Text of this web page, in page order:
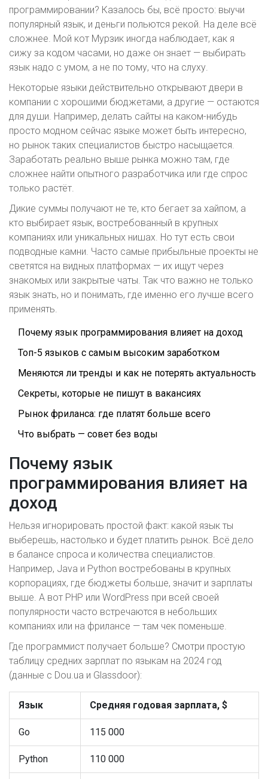
программировании? Казалось бы, всё просто: выучи
популярный язык, и деньги польются рекой. На деле всё
сложнее. Мой кот Мурзик иногда наблюдает, как я
сижу за кодом часами, но даже он знает — выбирать
язык надо с умом, а не по тому, что на слуху.
Некоторые языки действительно открывают двери в
компании с хорошими бюджетами, а другие — остаются
для души. Например, делать сайты на каком-нибудь
просто модном сейчас языке может быть интересно,
но рынок таких специалистов быстро насыщается.
Заработать реально выше рынка можно там, где
сложнее найти опытного разработчика или где спрос
только растёт.
Дикие суммы получают не те, кто бегает за хайпом, а
кто выбирает язык, востребованный в крупных
компаниях или уникальных нишах. Но тут есть свои
подводные камни. Часто самые прибыльные проекты не
светятся на видных платформах — их ищут через
знакомых или закрытые чаты. Так что важно не только
язык знать, но и понимать, где именно его лучше всего
применять.
Почему язык программирования влияет на доход
Топ-5 языков с самым высоким заработком
Меняются ли тренды и как не потерять актуальность
Cекреты, которые не пишут в вакансиях
Рынок фриланса: где платят больше всего
Что выбрать — совет без воды
Почему язык
программирования влияет на
доход
Нельзя игнорировать простой факт: какой язык ты
выберешь, настолько и будет платить рынок. Всё дело
в балансе спроса и количества специалистов.
Например, Java и Python востребованы в крупных
корпорациях, где бюджеты больше, значит и зарплаты
выше. А вот PHP или WordPress при всей своей
популярности часто встречаются в небольших
компаниях или на фрилансе — там чек поменьше.
Где программист получает больше? Смотри простую
таблицу средних зарплат по языкам на 2024 год
(данные с Dou.ua и Glassdoor):
Язык Средняя годовая зарплата, $
Go 115 000
Python 110 000